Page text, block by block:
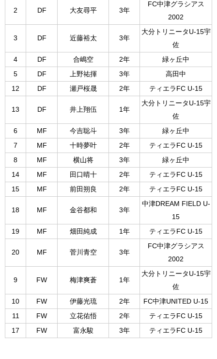
2 DF 大友尋平 3年
FC中津グラシアス
2002
3 DF 近藤裕太 3年
大分トリニータU-15宇
佐
4
DF 合嶋空 2年
緑ヶ丘中
5
DF 上野祐揮 3年
高田中
12
DF 瀬戸桜晟 2年 ティエラFC U-15
13 DF 井上翔伍 1年
大分トリニータU-15宇
佐
6
MF 今吉聡斗 3年
緑ヶ丘中
7
MF 十時夢叶 2年
ティエラFC U-15
8
MF 横山将 3年
緑ヶ丘中
14
MF 田口晴十 2年
ティエラFC U-15
15
MF 前田朔良 2年 ティエラFC U-15
18 MF 金谷都和 3年
中津DREAM FIELD U-
15
19
MF 畑田純成 1年 ティエラFC U-15
20 MF 菅川青空 3年
FC中津グラシアス
2002
9 FW 梅津爽蒼 1年
大分トリニータU-15宇
佐
10
FW 伊藤光琉 2年
FC中津UNITED U-15
11
FW 立花佑悟 2年
ティエラFC U-15
17
FW 富永駿 3年 ティエラFC U-15